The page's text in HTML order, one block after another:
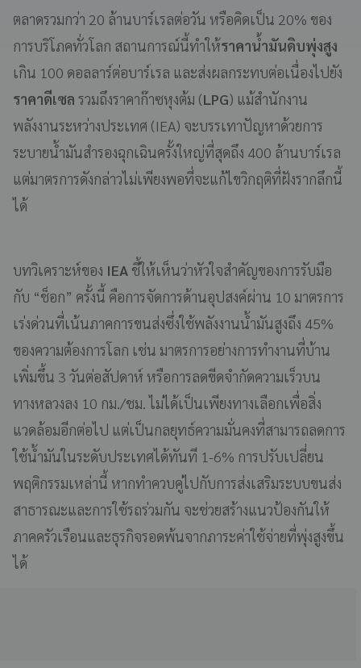
ตลาดรวมกว่า 20 ล้านบาร์เรลต่อวัน หรือคิดเป็น 20% ของ
การบริโภคทั่วโลก สถานการณ์นี้ทำให้ราคาน้ำมันดิบพุ่งสูง
เกิน 100 ดอลลาร์ต่อบาร์เรล และส่งผลกระทบต่อเนื่องไปยัง
ราคาดีเซล รวมถึงราคาก๊าซหุงต้ม (LPG) แม้สำนักงาน
พลังงานระหว่างประเทศ (IEA) จะบรรเทาปัญหาด้วยการ
ระบายน้ำมันสำรองฉุกเฉินครั้งใหญ่ที่สุดถึง 400 ล้านบาร์เรล
แต่มาตรการดังกล่าวไม่เพียงพอที่จะแก้ไขวิกฤติที่ฝังรากลึกนี้
ได้
บทวิเคราะห์ของ IEA ชี้ให้เห็นว่าหัวใจสำคัญของการรับมือ
กับ “ช็อก” ครั้งนี้ คือการจัดการด้านอุปสงค์ผ่าน 10 มาตรการ
เร่งด่วนที่เน้นภาคการขนส่งซึ่งใช้พลังงานน้ำมันสูงถึง 45%
ของความต้องการโลก เช่น มาตรการอย่างการทำงานที่บ้าน
เพิ่มขึ้น 3 วันต่อสัปดาห์ หรือการลดขีดจำกัดความเร็วบน
ทางหลวงลง 10 กม./ชม. ไม่ได้เป็นเพียงทางเลือกเพื่อสิ่ง
แวดล้อมอีกต่อไป แต่เป็นกลยุทธ์ความมั่นคงที่สามารถลดการ
ใช้น้ำมันในระดับประเทศได้ทันที 1-6% การปรับเปลี่ยน
พฤติกรรมเหล่านี้ หากทำควบคู่ไปกับการส่งเสริมระบบขนส่ง
สาธารณะและการใช้รถร่วมกัน จะช่วยสร้างแนวป้องกันให้
ภาคครัวเรือนและธุรกิจรอดพ้นจากภาระค่าใช้จ่ายที่พุ่งสูงขึ้น
ได้